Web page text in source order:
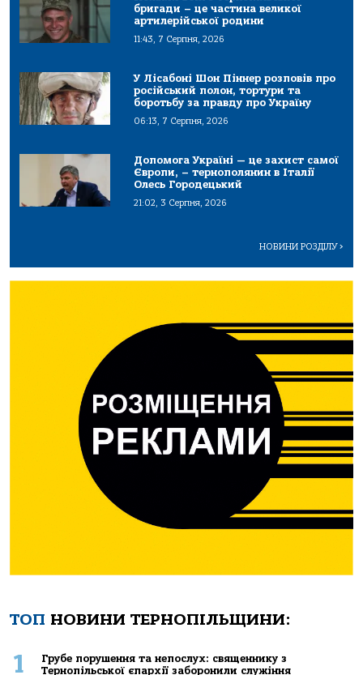
бригади – це частина великої
артилерійської родини
11:43, 7 Серпня, 2026
У Лісабоні Шон Піннер розповів про
російський полон, тортури та
боротьбу за правду про Україну
06:13, 7 Серпня, 2026
Допомога Україні — це захист самої
Європи, – тернополянин в Італії
Олесь Городецький
21:02, 3 Серпня, 2026
НОВИНИ РОЗДІЛУ>
ТОП НОВИНИ ТЕРНОПІЛЬЩИНИ:
1
Грубе порушення та непослух: священнику з
Тернопільської єпархії заборонили служіння